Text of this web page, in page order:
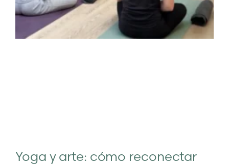
Yoga y arte: cómo reconectar